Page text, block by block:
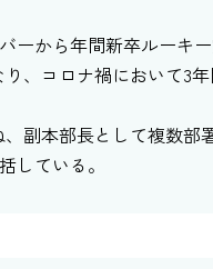
ーから年間新卒ルーキー
り、コロナ禍において3
副本部長として複数
している。